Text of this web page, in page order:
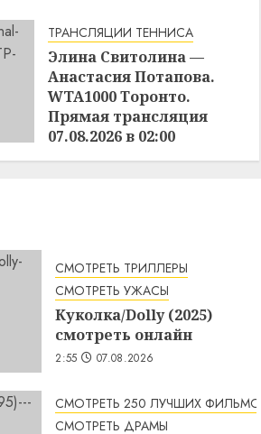
ТРАНСЛЯЦИИ ТЕННИСА
Элина Свитолина —
Анастасия Потапова.
WTA1000 Торонто.
Прямая трансляция
07.08.2026 в 02:00
22:24 06.08.2026
СМОТРЕТЬ ТРИЛЛЕРЫ
СМОТРЕТЬ УЖАСЫ
Куколка/Dolly (2025)
смотреть онлайн
2:55 07.08.2026
СМОТРЕТЬ 250 ЛУЧШИХ ФИЛЬМОВ
СМОТРЕТЬ ДРАМЫ